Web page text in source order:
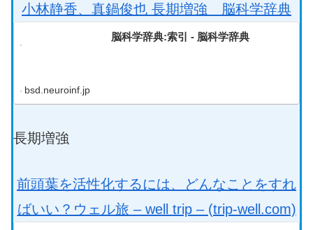
小林静香、真鍋俊也 長期増強 脳科学辞典
脳科学辞典:索引 - 脳科学辞典
bsd.neuroinf.jp
長期増強
前頭葉を活性化するには、どんなことをすれ
ばいい？ウェル旅 – well trip – (trip-well.com)